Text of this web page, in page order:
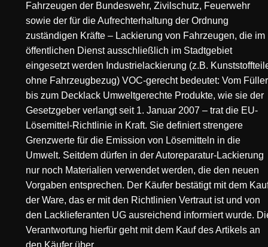
Fahrzeugen der Bundeswehr, Zivilschutz, Feuerwehr
sowie der für die Aufrechterhaltung der Ordnung
zuständigen Kräfte – Lackierung von Fahrzeugen, die im
öffentlichen Dienst ausschließlich im Stadtgebiet
eingesetzt werden Industrielackierung (z.B.
ohne Fahrzeugbezug) VOC-gerecht bedeutet: Vom Füller
bis zum Decklack Umweltgerechte Produkte, wie sie der
Gesetzgeber verlangt seit 1. Januar 2007 – trat die EU-
Lösemittel-Richtlinie in Kraft. Sie definiert strengere
Grenzwerte für die Emission von Lösemitteln in die
Umwelt. Seitdem dürfen in der Autoreparatur-Lackierung
nur noch Materialien verwendet werden, die den neuen
Vorgaben entsprechen. Der Käufer bestätigt mit dem
der Ware, das er mit den Richtlinien Vertraut ist und von
den Lacklieferanten UG ausreichend informiert wurde.
Verantwortung hierfür geht mit dem Kauf des Artikels an